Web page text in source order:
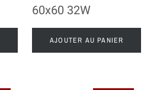
60x60 32W
AJOUTER AU PANIER